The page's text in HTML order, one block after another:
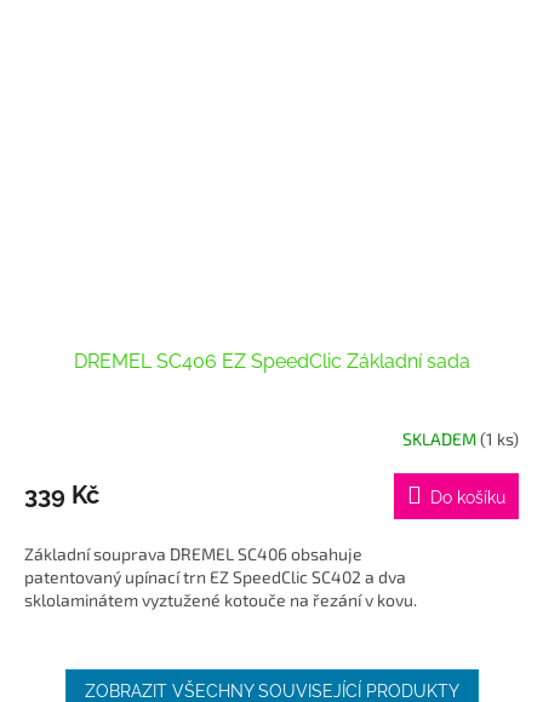
DREMEL SC406 EZ SpeedClic Základní sada
SKLADEM(1 ks)
339 Kč Do košíku
Základní souprava DREMEL SC406 obsahuje
patentovaný upínací trn EZ SpeedClic SC402 a dva
sklolaminátem vyztužené kotouče na řezání v kovu.
ZOBRAZIT VŠECHNY SOUVISEJÍCÍ PRODUKTY